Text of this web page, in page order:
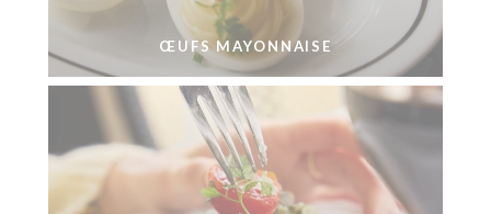
ŒUFS MAYONNAISE